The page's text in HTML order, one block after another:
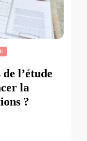
l’étude
la
?